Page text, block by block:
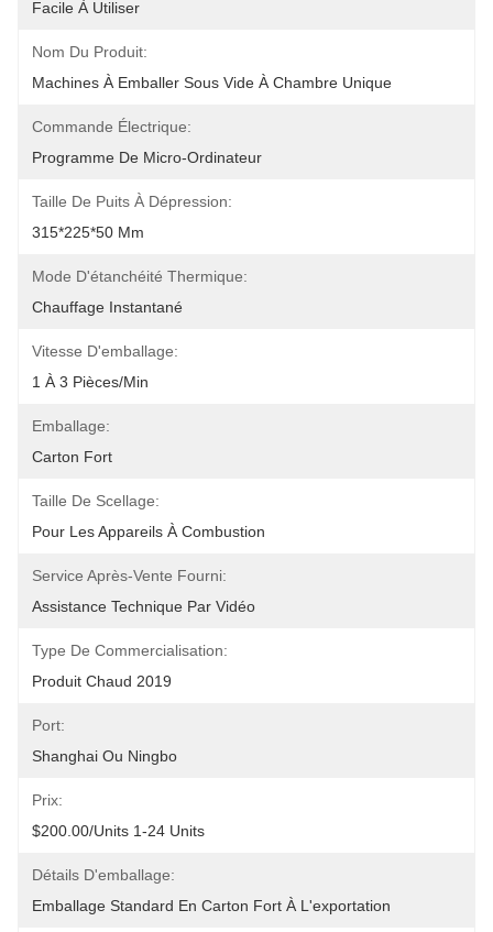
Facile À Utiliser
Nom Du Produit:
Machines À Emballer Sous Vide À Chambre Unique
Commande Électrique:
Programme De Micro-Ordinateur
Taille De Puits À Dépression:
315*225*50 Mm
Mode D'étanchéité Thermique:
Chauffage Instantané
Vitesse D'emballage:
1 À 3 Pièces/min
Emballage:
Carton Fort
Taille De Scellage:
Pour Les Appareils À Combustion
Service Après-Vente Fourni:
Assistance Technique Par Vidéo
Type De Commercialisation:
Produit Chaud 2019
Port:
Shanghai Ou Ningbo
Prix:
$200.00/units 1-24 Units
Détails D'emballage:
Emballage Standard En Carton Fort À L'exportation